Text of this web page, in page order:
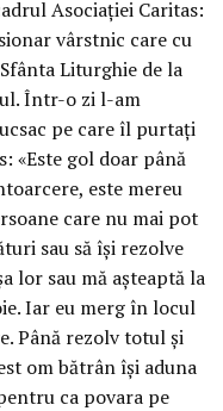
Asociației Caritas:
vârstnic care cu
Liturghie de la
Într-o zi l-am
pe care îl purtați
«Este gol doar până
este mereu
care nu mai pot
sau să își rezolve
lor sau mă așteaptă la
Iar eu merg în locul
Până rezolv totul și
om bătrân își aduna
ca povara pe